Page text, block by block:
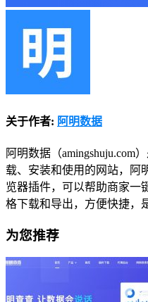
关于作者: 阿明数据
阿明数据（amingshuju.com
载、安装和使用的网站，阿
览器插件，可以帮助商家一
格下载和导出，方便快捷，
为您推荐